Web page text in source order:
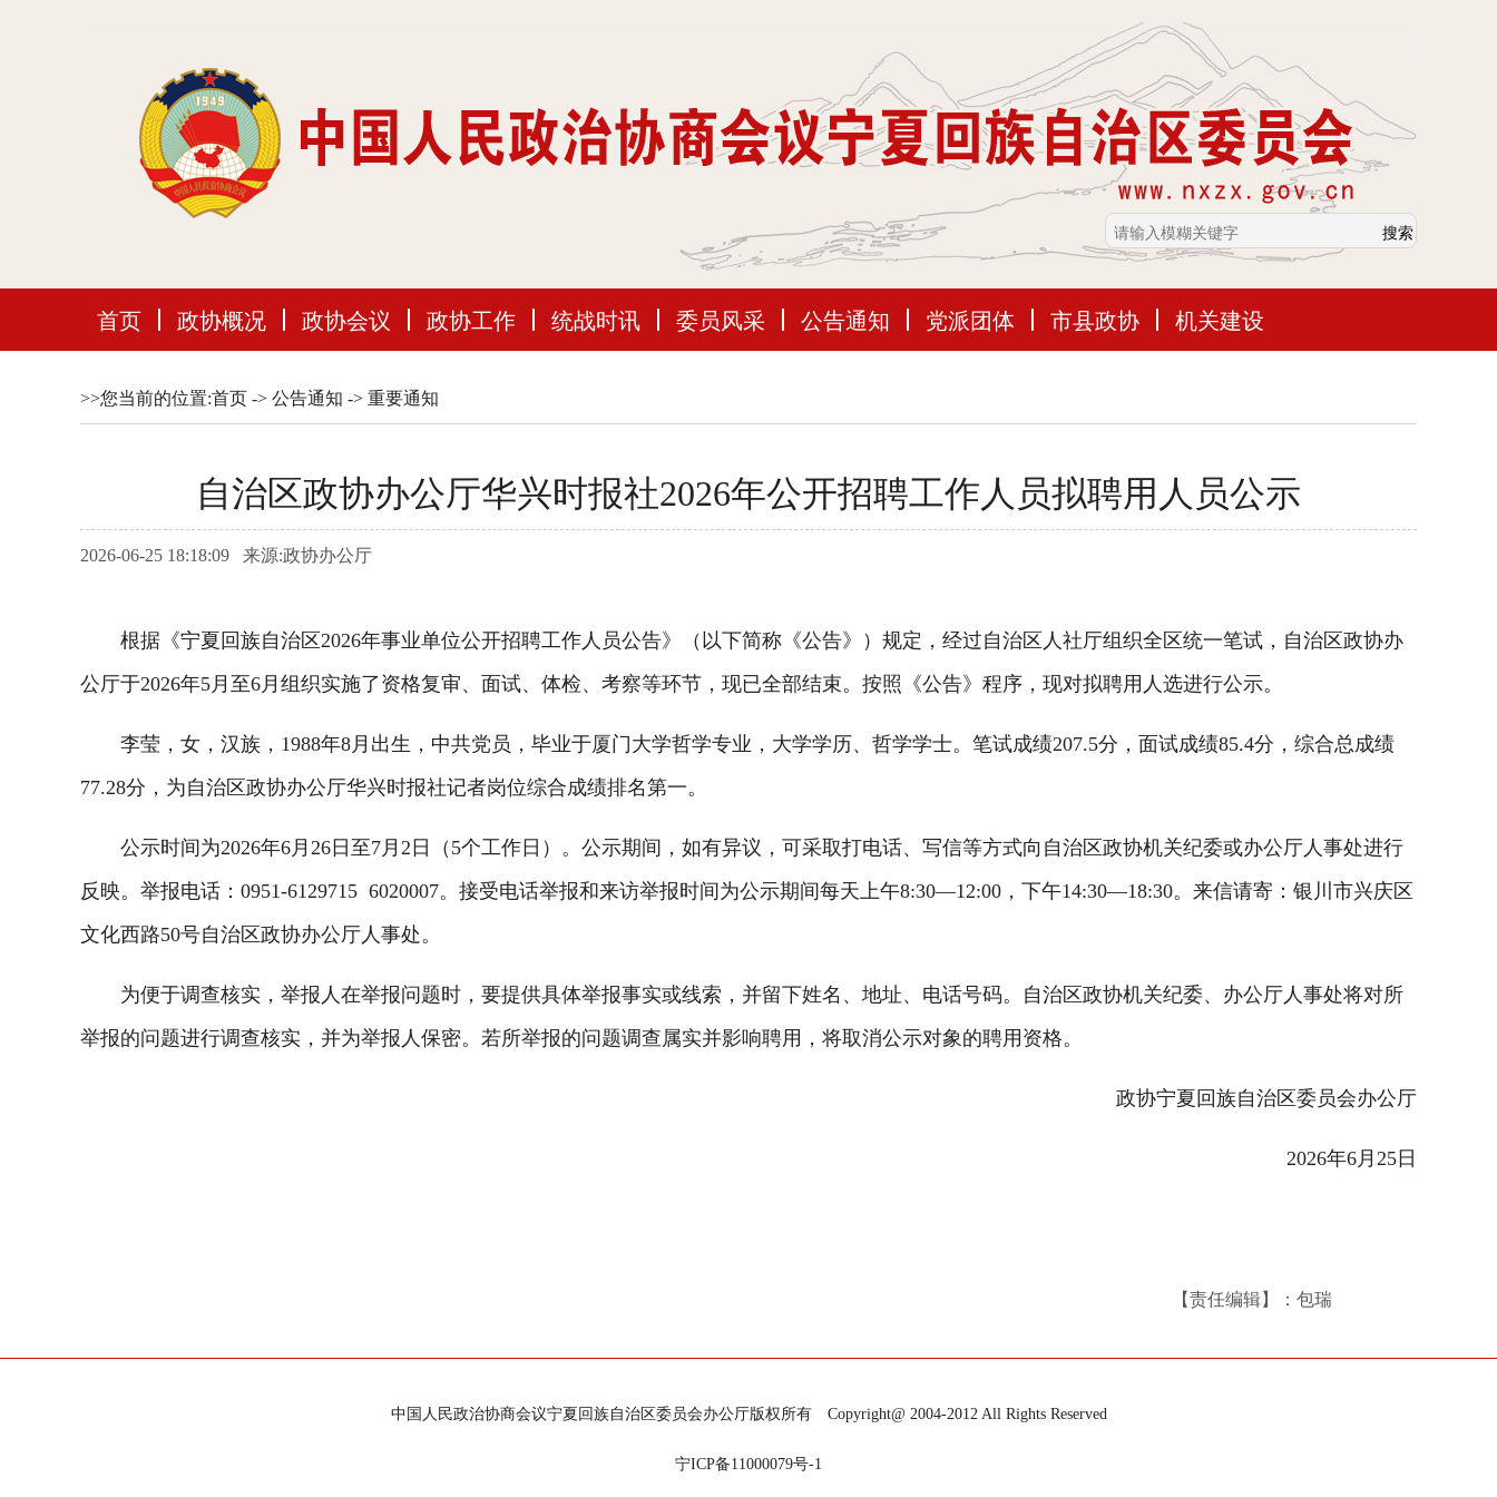
首页 政协概况 政协会议 政协工作 统战时讯 委员风采 公告通知 党派团体 市县政协 机关建设
>>您当前的位置:首页 -> 公告通知 -> 重要通知
自治区政协办公厅华兴时报社2026年公开招聘工作人员拟聘用人员公示
2026-06-25 18:18:09 来源:政协办公厅
根据《宁夏回族自治区2026年事业单位公开招聘工作人员公告》（以下简称《公告》）规定，经过自治区人社厅组织全区统一笔试，自治区政协办
公厅于2026年5月至6月组织实施了资格复审、面试、体检、考察等环节，现已全部结束。按照《公告》程序，现对拟聘用人选进行公示。
李莹，女，汉族，1988年8月出生，中共党员，毕业于厦门大学哲学专业，大学学历、哲学学士。笔试成绩207.5分，面试成绩85.4分，综合总成绩
77.28分，为自治区政协办公厅华兴时报社记者岗位综合成绩排名第一。
公示时间为2026年6月26日至7月2日（5个工作日）。公示期间，如有异议，可采取打电话、写信等方式向自治区政协机关纪委或办公厅人事处进行
反映。举报电话：0951-6129715 6020007。接受电话举报和来访举报时间为公示期间每天上午8:30—12:00，下午14:30—18:30。来信请寄：银川市兴庆区
文化西路50号自治区政协办公厅人事处。
为便于调查核实，举报人在举报问题时，要提供具体举报事实或线索，并留下姓名、地址、电话号码。自治区政协机关纪委、办公厅人事处将对所
举报的问题进行调查核实，并为举报人保密。若所举报的问题调查属实并影响聘用，将取消公示对象的聘用资格。
政协宁夏回族自治区委员会办公厅
2026年6月25日
【责任编辑】：包瑞
中国人民政治协商会议宁夏回族自治区委员会办公厅版权所有 Copyright@ 2004-2012 All Rights Reserved
宁ICP备11000079号-1